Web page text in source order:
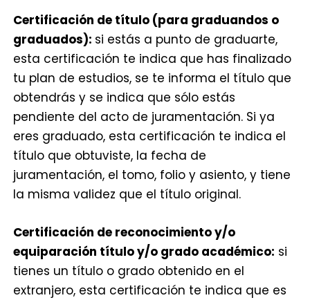
Certificación de título (para graduandos o
graduados): si estás a punto de graduarte,
esta certificación te indica que has finalizado
tu plan de estudios, se te informa el título que
obtendrás y se indica que sólo estás
pendiente del acto de juramentación. Si ya
eres graduado, esta certificación te indica el
título que obtuviste, la fecha de
juramentación, el tomo, folio y asiento, y tiene
la misma validez que el título original.
Certificación de reconocimiento y/o
equiparación título y/o grado académico: si
tienes un título o grado obtenido en el
extranjero, esta certificación te indica que es